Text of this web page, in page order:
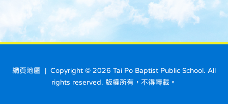
網頁地圖 | Copyright © 2026 Tai Po Baptist Public School. All
rights reserved. 版權所有，不得轉載。